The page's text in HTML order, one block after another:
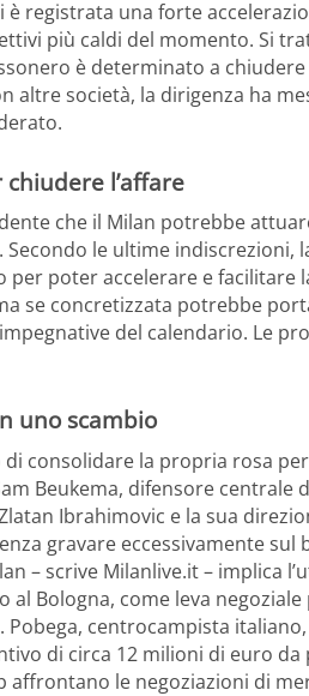
è registrata una forte
più caldi del momento. Si
è determinato a
altre società, la dirigenza ha
l’affare
che il Milan potrebbe
Secondo le ultime
poter accelerare e facilitare
se concretizzata potrebbe
del calendario. Le
uno scambio
di consolidare la propria rosa
Beukema, difensore centrale
Ibrahimovic e la sua
gravare eccessivamente
– scrive Milanlive.it – implica
Bologna, come leva
Pobega, centrocampista
di circa 12 milioni di euro da
affrontano le negoziazioni di